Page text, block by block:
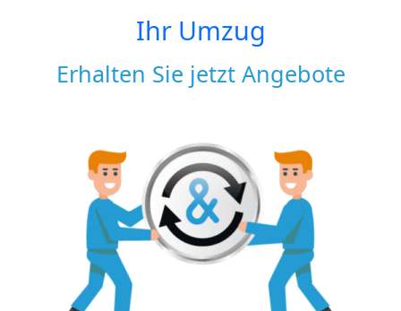
Ihr Umzug
Erhalten Sie jetzt Angebote